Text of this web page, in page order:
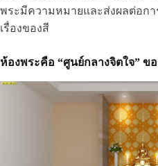
พระมีความหมายและส่งผลต่อกา
เรื่องของสี
ห้องพระคือ “ศูนย์กลางจิตใจ” ข